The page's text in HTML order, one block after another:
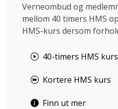
Verneombud og
mellom 40 timers HMS
HMS-kurs dersom
40-timers HMS kurs
Kortere HMS kurs
Finn ut mer